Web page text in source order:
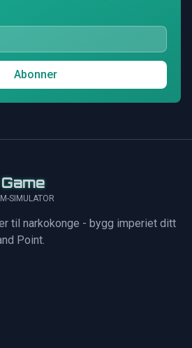
Abonner
SIMULATOR
til narkokonge - bygg imperiet ditt
Point.